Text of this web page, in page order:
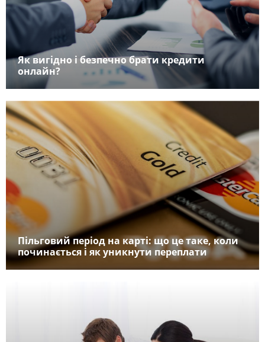
Як вигідно і безпечно брати кредити
онлайн?
Пільговий період на карті: що це таке, коли
починається і як уникнути переплати